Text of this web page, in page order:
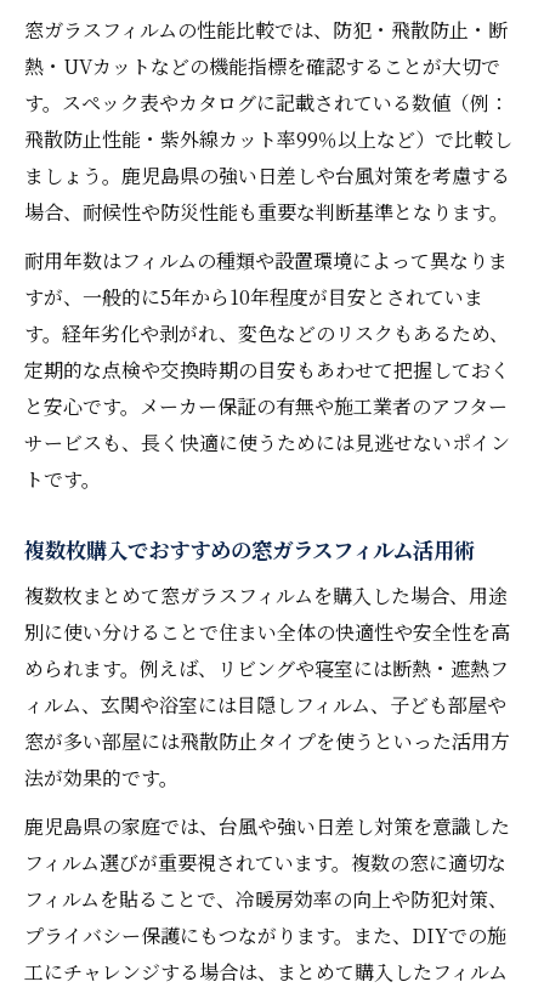
窓ガラスフィルムの性能比較では、防犯・飛散防止・断
熱・UVカットなどの機能指標を確認することが大切で
す。スペック表やカタログに記載されている数値（例：
飛散防止性能・紫外線カット率99％以上など）で比較し
ましょう。鹿児島県の強い日差しや台風対策を考慮する
場合、耐候性や防災性能も重要な判断基準となります。
耐用年数はフィルムの種類や設置環境によって異なりま
すが、一般的に5年から10年程度が目安とされていま
す。経年劣化や剥がれ、変色などのリスクもあるため、
定期的な点検や交換時期の目安もあわせて把握しておく
と安心です。メーカー保証の有無や施工業者のアフター
サービスも、長く快適に使うためには見逃せないポイン
トです。
複数枚購入でおすすめの窓ガラスフィルム活用術
複数枚まとめて窓ガラスフィルムを購入した場合、用途
別に使い分けることで住まい全体の快適性や安全性を高
められます。例えば、リビングや寝室には断熱・遮熱フ
ィルム、玄関や浴室には目隠しフィルム、子ども部屋や
窓が多い部屋には飛散防止タイプを使うといった活用方
法が効果的です。
鹿児島県の家庭では、台風や強い日差し対策を意識した
フィルム選びが重要視されています。複数の窓に適切な
フィルムを貼ることで、冷暖房効率の向上や防犯対策、
プライバシー保護にもつながります。また、DIYでの施
工にチャレンジする場合は、まとめて購入したフィルム